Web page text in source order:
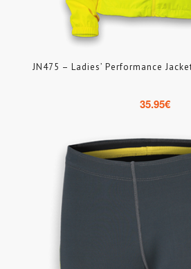
JN475 – Ladies’ Performance
35.95€